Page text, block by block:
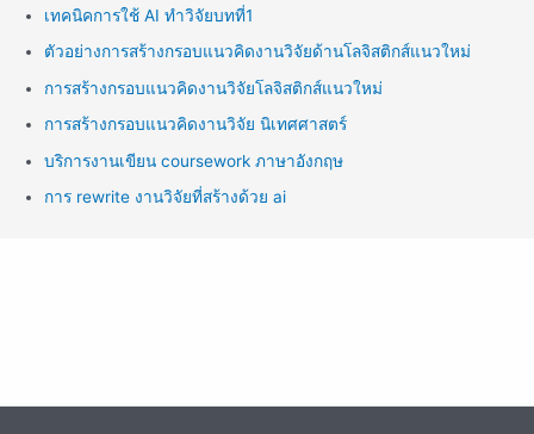
เทคนิคการใช้ AI ทำวิจัยบทที่1
ตัวอย่างการสร้างกรอบแนวคิดงานวิจัยด้านโลจิสติกส์แนวใหม่
การสร้างกรอบแนวคิดงานวิจัยโลจิสติกส์แนวใหม่
การสร้างกรอบแนวคิดงานวิจัย นิเทศศาสตร์
บริการงานเขียน coursework ภาษาอังกฤษ
การ rewrite งานวิจัยที่สร้างด้วย ai